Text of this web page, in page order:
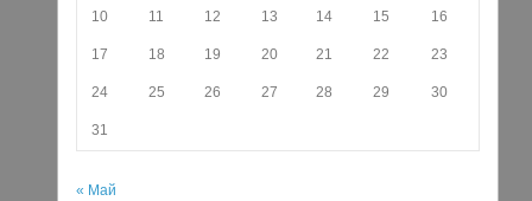
10 11 12 13 14 15 16
17 18 19 20 21 22 23
24 25 26 27 28 29 30
31
« Май